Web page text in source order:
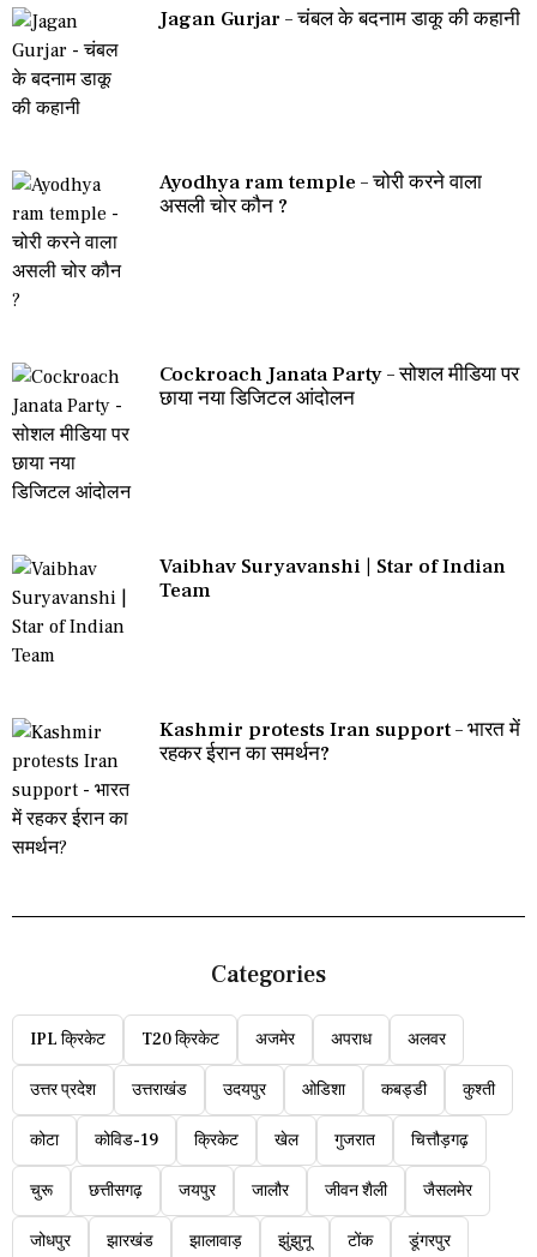
Jagan Gurjar – चंबल के बदनाम डाकू की कहानी
Ayodhya ram temple – चोरी करने वाला
असली चोर कौन ?
Cockroach Janata Party – सोशल मीडिया पर
छाया नया डिजिटल आंदोलन
Vaibhav Suryavanshi | Star of Indian
Team
Kashmir protests Iran support – भारत में
रहकर ईरान का समर्थन?
Categories
IPL क्रिकेट T20 क्रिकेट अजमेर अपराध अलवर
उत्तर प्रदेश उत्तराखंड उदयपुर ओडिशा कबड्डी कुश्ती
कोटा कोविड-19 क्रिकेट खेल गुजरात चित्तौड़गढ़
चुरू छत्तीसगढ़ जयपुर जालौर जीवन शैली जैसलमेर
जोधपुर झारखंड झालावाड़ झुंझुनू टोंक डूंगरपुर